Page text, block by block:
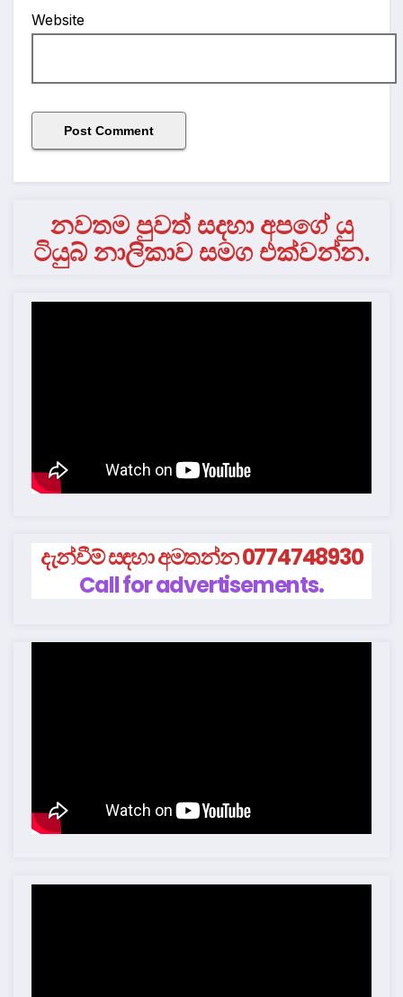
Website
නවතම පුවත් සදහා අපගේ යු
ටියුබ් නාලිකාව සමග එක්වන්න.
දැන්වීම් සඳහා අමතන්න 0774748930
Call for advertisements.